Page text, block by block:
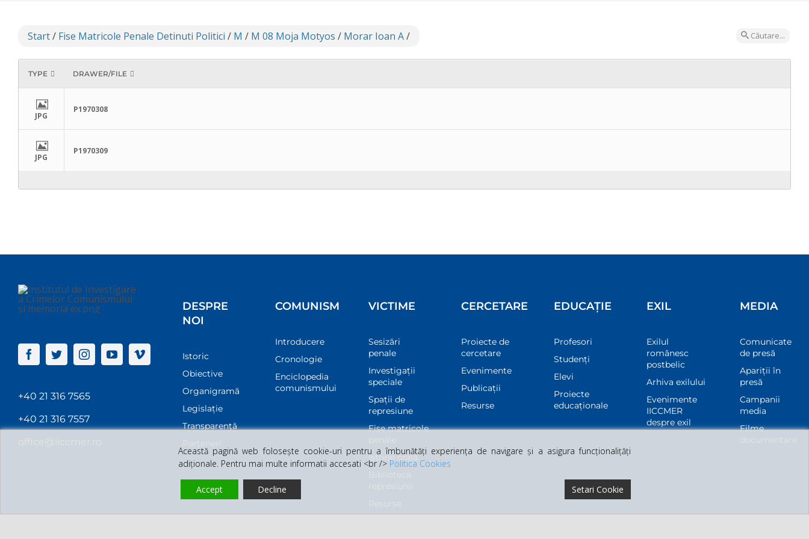
Start/ Fise Matricole Penale Detinuti Politici / M / M 08 Moja Motyos / Morar Ioan A/ Căutare...
TYPE DRAWER/FILE
JPG
P1970308
JPG
P1970309
+40 21 316 7565
+40 21 316 7557
office@iiccmer.ro
DESPRE
NOI
Istoric
Obiective
Organigramă
Legislație
Transparenţă
Parteneri
COMUNISM
Introducere
Cronologie
Enciclopedia
comunismului
VICTIME
Sesizări
penale
Investigații
speciale
Spații de
represiune
Fișe matricole
penale
Istorie orală
Biblioteca
represiunii
Resurse
CERCETARE
Proiecte de
cercetare
Evenimente
Publicații
Resurse
EDUCAȚIE
Profesori
Studenți
Elevi
Proiecte
educaționale
EXIL
Exilul
românesc
postbelic
Arhiva exilului
Evenimente
IICCMER
despre exil
MEDIA
Comunicate
de presă
Apariții în
presă
Campanii
media
Filme
documentare
Această pagină web folosește cookie-uri pentru a îmbunătăți experiența de navigare și a asigura funcționalițăți
adiționale. Pentru mai multe informatii accesati <br /> Politica Cookies
Accept Decline Setari Cookie